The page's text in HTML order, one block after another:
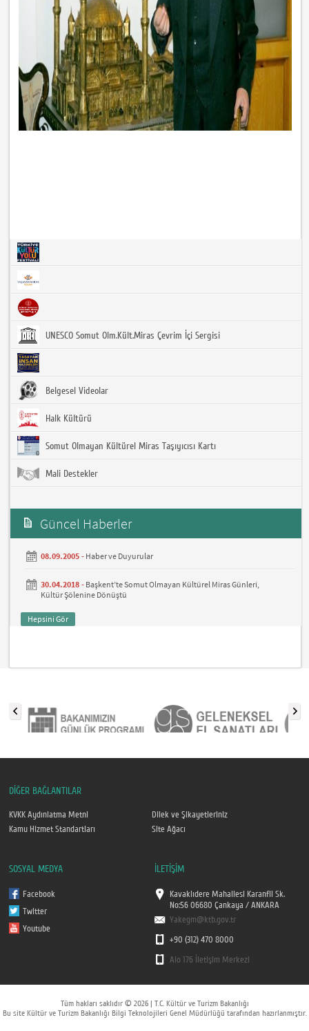
UNESCO Somut Olm.Kült.Miras Çevrim İçi Sergisi
Belgesel Videolar
Halk Kültürü
Somut Olmayan Kültürel Miras Taşıyıcısı Kartı
Mali Destekler
Güncel Haberler
08.09.2005 - Haber ve Duyurular
30.04.2018 - Başkent’te Somut Olmayan Kültürel Miras Günleri,
Kültür Şölenine Dönüştü
Hepsini Gör
DİĞER BAĞLANTILAR
KVKK Aydınlatma Metni
Dilek ve Şikayetleriniz
Kamu Hizmet Standartları
Site Ağacı
SOSYAL MEDYA
Facebook
Twitter
Youtube
İLETİŞİM
Kavaklıdere Mahallesi Karanfil Sk.
No:56 06680 Çankaya / ANKARA
Yakegm@ktb.gov.tr
+90 (312) 470 8000
Alo 176 İletişim Merkezi
Tüm hakları saklıdır © 2026 | T.C. Kültür ve Turizm Bakanlığı
Bu site Kültür ve Turizm Bakanlığı Bilgi Teknolojileri Genel Müdürlüğü tarafından hazırlanmıştır.